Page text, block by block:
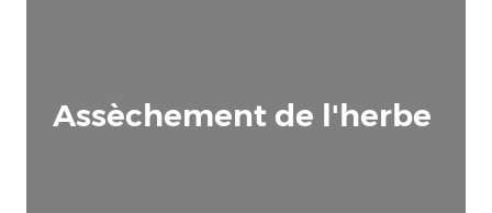
Assèchement de l'herbe